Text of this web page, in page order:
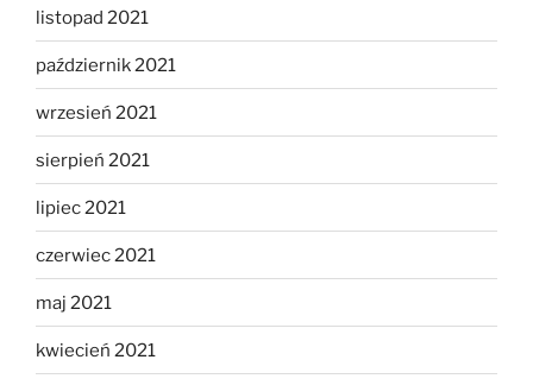
listopad 2021
październik 2021
wrzesień 2021
sierpień 2021
lipiec 2021
czerwiec 2021
maj 2021
kwiecień 2021